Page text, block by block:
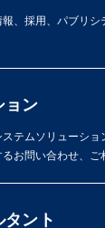
、採用、パブリシ
ョン
テムソリューショ
お問い合わせ、ご
ント